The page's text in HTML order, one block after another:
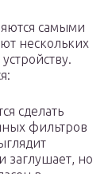
самыми
нескольких
сделать
фильтров
заглушает, но